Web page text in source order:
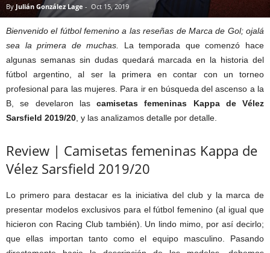
By Julián González Lage - Oct 15, 2019
Bienvenido el fútbol femenino a las reseñas de Marca de Gol; ojalá
sea la primera de muchas.
La temporada que comenzó hace
algunas semanas sin dudas quedará marcada en la historia del
fútbol argentino, al ser la primera en contar con un torneo
profesional para las mujeres. Para ir en búsqueda del ascenso a la
B, se develaron las camisetas femeninas Kappa de Vélez
Sarsfield 2019/20, y las analizamos detalle por detalle.
Review | Camisetas femeninas Kappa de
Vélez Sarsfield 2019/20
Lo primero para destacar es la iniciativa del club y la marca de
presentar modelos exclusivos para el fútbol femenino (al igual que
hicieron con Racing Club también). Un lindo mimo, por así decirlo;
que ellas importan tanto como el equipo masculino. Pasando